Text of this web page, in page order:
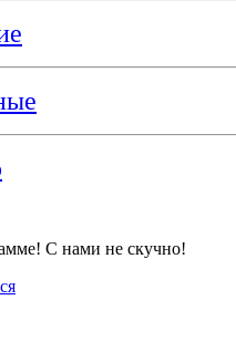
С нами не скучно!